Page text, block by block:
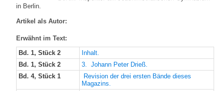
in Berlin.
Artikel als Autor:
Erwähnt im Text:
Bd. 1, Stück 2
Inhalt.
Bd. 1, Stück 2
3. Johann Peter Drieß.
Bd. 4, Stück 1
Revision der drei ersten Bände dieses
Magazins.